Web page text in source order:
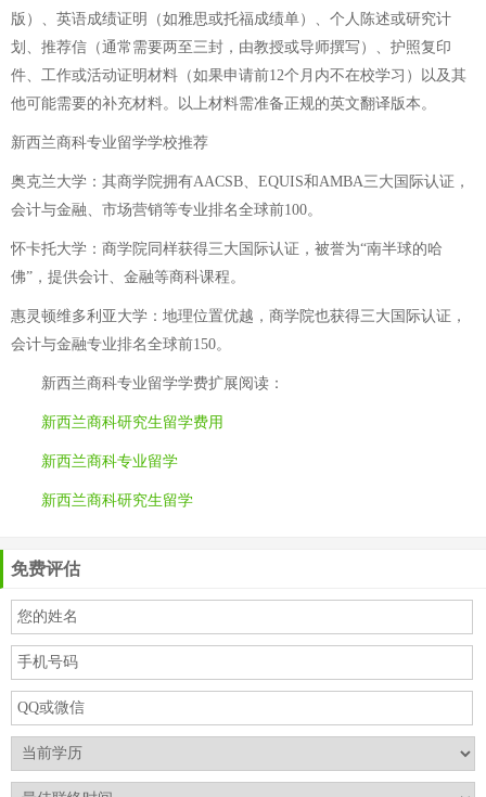
版）、英语成绩证明（如雅思或托福成绩单）、个人陈述或研究计
划、推荐信（通常需要两至三封，由教授或导师撰写）、护照复印
件、工作或活动证明材料（如果申请前12个月内不在校学习）以及其
他可能需要的补充材料。以上材料需准备正规的英文翻译版本。
新西兰商科专业留学学校推荐
奥克兰大学：其商学院拥有AACSB、EQUIS和AMBA三大国际认证，
会计与金融、市场营销等专业排名全球前100。
怀卡托大学：商学院同样获得三大国际认证，被誉为“南半球的哈
佛”，提供会计、金融等商科课程。
惠灵顿维多利亚大学：地理位置优越，商学院也获得三大国际认证，
会计与金融专业排名全球前150。
新西兰商科专业留学学费扩展阅读：
新西兰商科研究生留学费用
新西兰商科专业留学
新西兰商科研究生留学
免费评估